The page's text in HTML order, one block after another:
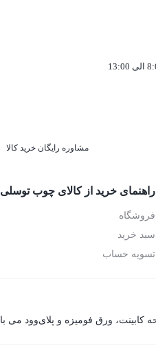
مشاوره رایگان خرید کالا
راهنمای خرید از کالای چوب توسلی
فروشگاه
سبد خرید
تسویه حساب